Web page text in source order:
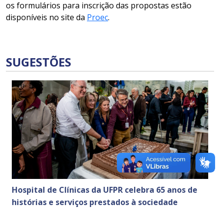
os formulários para inscrição das propostas estão
disponíveis no site da Proec.
SUGESTÕES
Hospital de Clínicas da UFPR celebra 65 anos de
histórias e serviços prestados à sociedade